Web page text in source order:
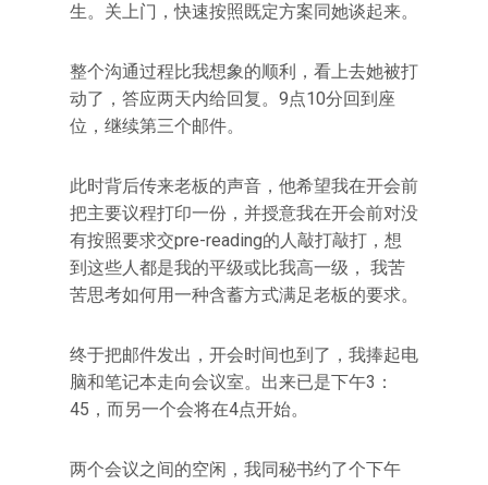
生。关上门，快速按照既定方案同她谈起来。
整个沟通过程比我想象的顺利，看上去她被打
动了，答应两天内给回复。9点10分回到座
位，继续第三个邮件。
此时背后传来老板的声音，他希望我在开会前
把主要议程打印一份，并授意我在开会前对没
有按照要求交pre-reading的人敲打敲打，想
到这些人都是我的平级或比我高一级， 我苦
苦思考如何用一种含蓄方式满足老板的要求。
终于把邮件发出，开会时间也到了，我捧起电
脑和笔记本走向会议室。出来已是下午3：
45，而另一个会将在4点开始。
两个会议之间的空闲，我同秘书约了个下午